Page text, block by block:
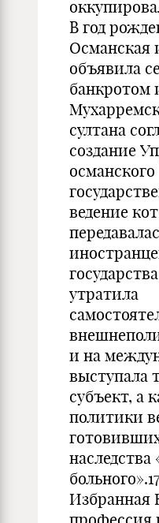
В год
Османская
объявила
банкротом
султана
создание
османского
ведение
утратила
и на
выступала
субъект, а
политики
наследства
больного».17
Избранная